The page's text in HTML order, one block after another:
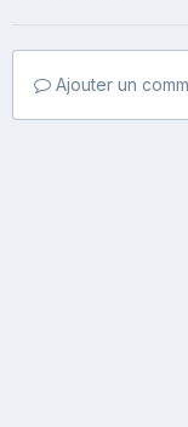
Ajouter un